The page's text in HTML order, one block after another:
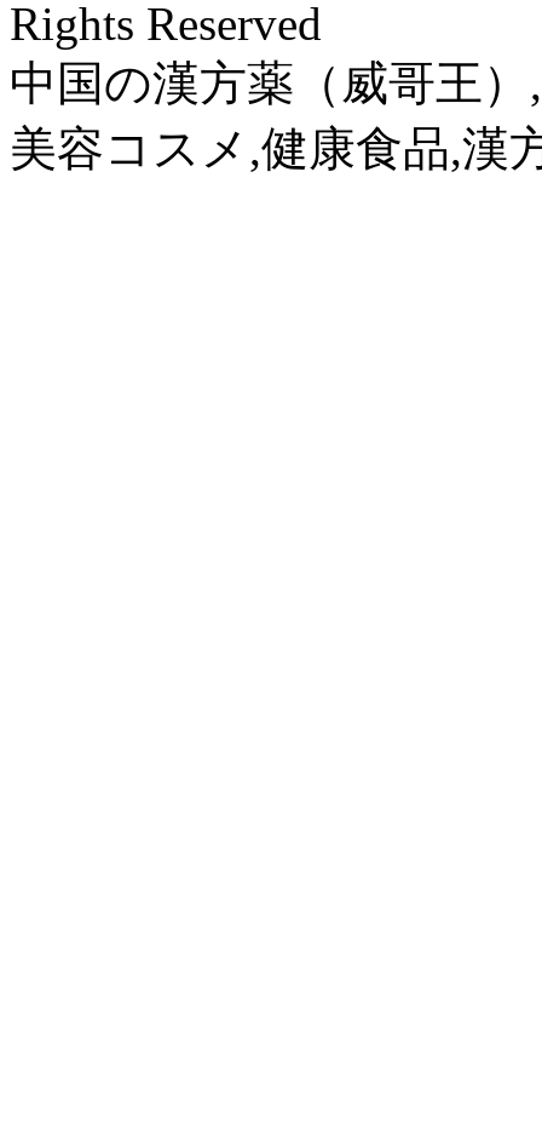
Rights Reserved
中国の漢方薬（威哥王
美容コスメ,健康食品,漢